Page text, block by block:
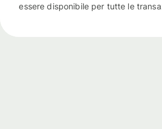
essere disponibile per tutte le